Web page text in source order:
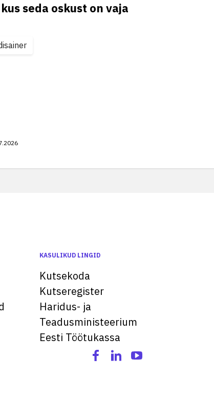
seda oskust on vaja
KASULIKUD LINGID
Kutsekoda
Kutseregister
Haridus- ja
Teadusministeerium
Eesti Töötukassa